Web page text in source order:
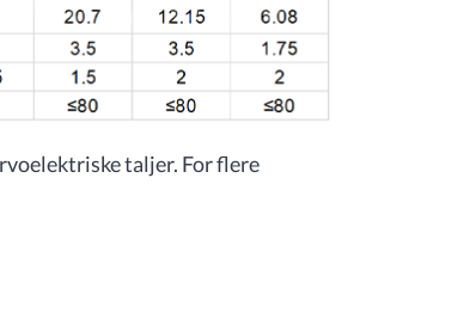
taljer. For flere